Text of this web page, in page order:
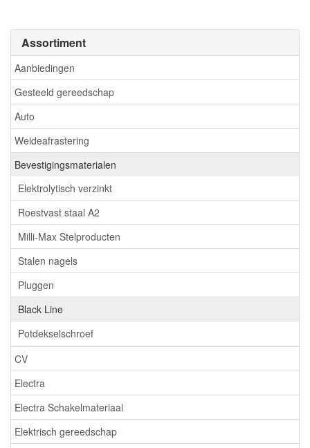
Assortiment
Aanbiedingen
Gesteeld gereedschap
Auto
Weideafrastering
Bevestigingsmaterialen
Elektrolytisch verzinkt
Roestvast staal A2
Milli-Max Stelproducten
Stalen nagels
Pluggen
Black Line
Potdekselschroef
CV
Electra
Electra Schakelmateriaal
Elektrisch gereedschap